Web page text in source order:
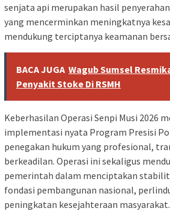
senjata api merupakan hasil
yang mencerminkan meningkatnya
mendukung terciptanya keamanan
BACA JUGA Wagub Sumsel
Penyakit Stoke Di RSMH
Keberhasilan Operasi Senpi Musi 2026
implementasi nyata Program Presisi
penegakan hukum yang profesional,
berkeadilan. Operasi ini sekaligus
pemerintah dalam menciptakan
fondasi pembangunan nasional,
peningkatan kesejahteraan